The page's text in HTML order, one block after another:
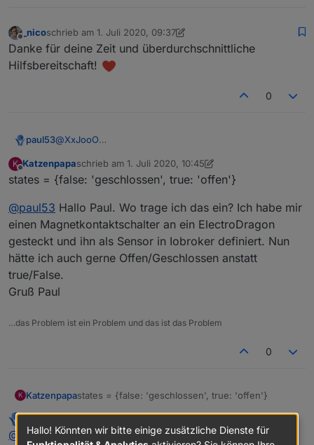
Offline
_nicoschrieb am 1. Juli 2020, 09:37
zuletzt editiert von _nico7. Jan. 2020, 11:38
Danke für deine Zeit und überdurchschnittliche
Hilfsbereitschaft!
0
paul53@XxJooO
"boolean", allerdings "read only". Da muss nichts
gewandelt werden. Oder möchtest Du Zustandstexte
K
Offline
Katzenpapaschrieb am 1. Juli 2020, 10:45
zuletzt editiert von Katzenpapa
states = {false: 'geschlossen', true: 'offen'}
@paul53 Hallo Paul. Wo trage ich das ein? Ich habe mir
einen Magnetkontaktschalter an ein ElectroDragon
gesteckt und ihn als Sensor in Iobroker definiert. Nun
hätte ich auch gerne Offen/Geschlossen anstatt
true/False.
Gruß Paul
…das Problem ist ein Problem und das ist das Problem
0
K Katzenpapastates = {false: 'geschlossen', true: 'offen'}
habe mir einen Magnetkontaktschalter an ein
Offline zuletzt editiert von
@ Katzenpapasagte in[Vorlage] Alias per Skript
Hallo! Könnten wir bitte einige zusätzliche Dienste für